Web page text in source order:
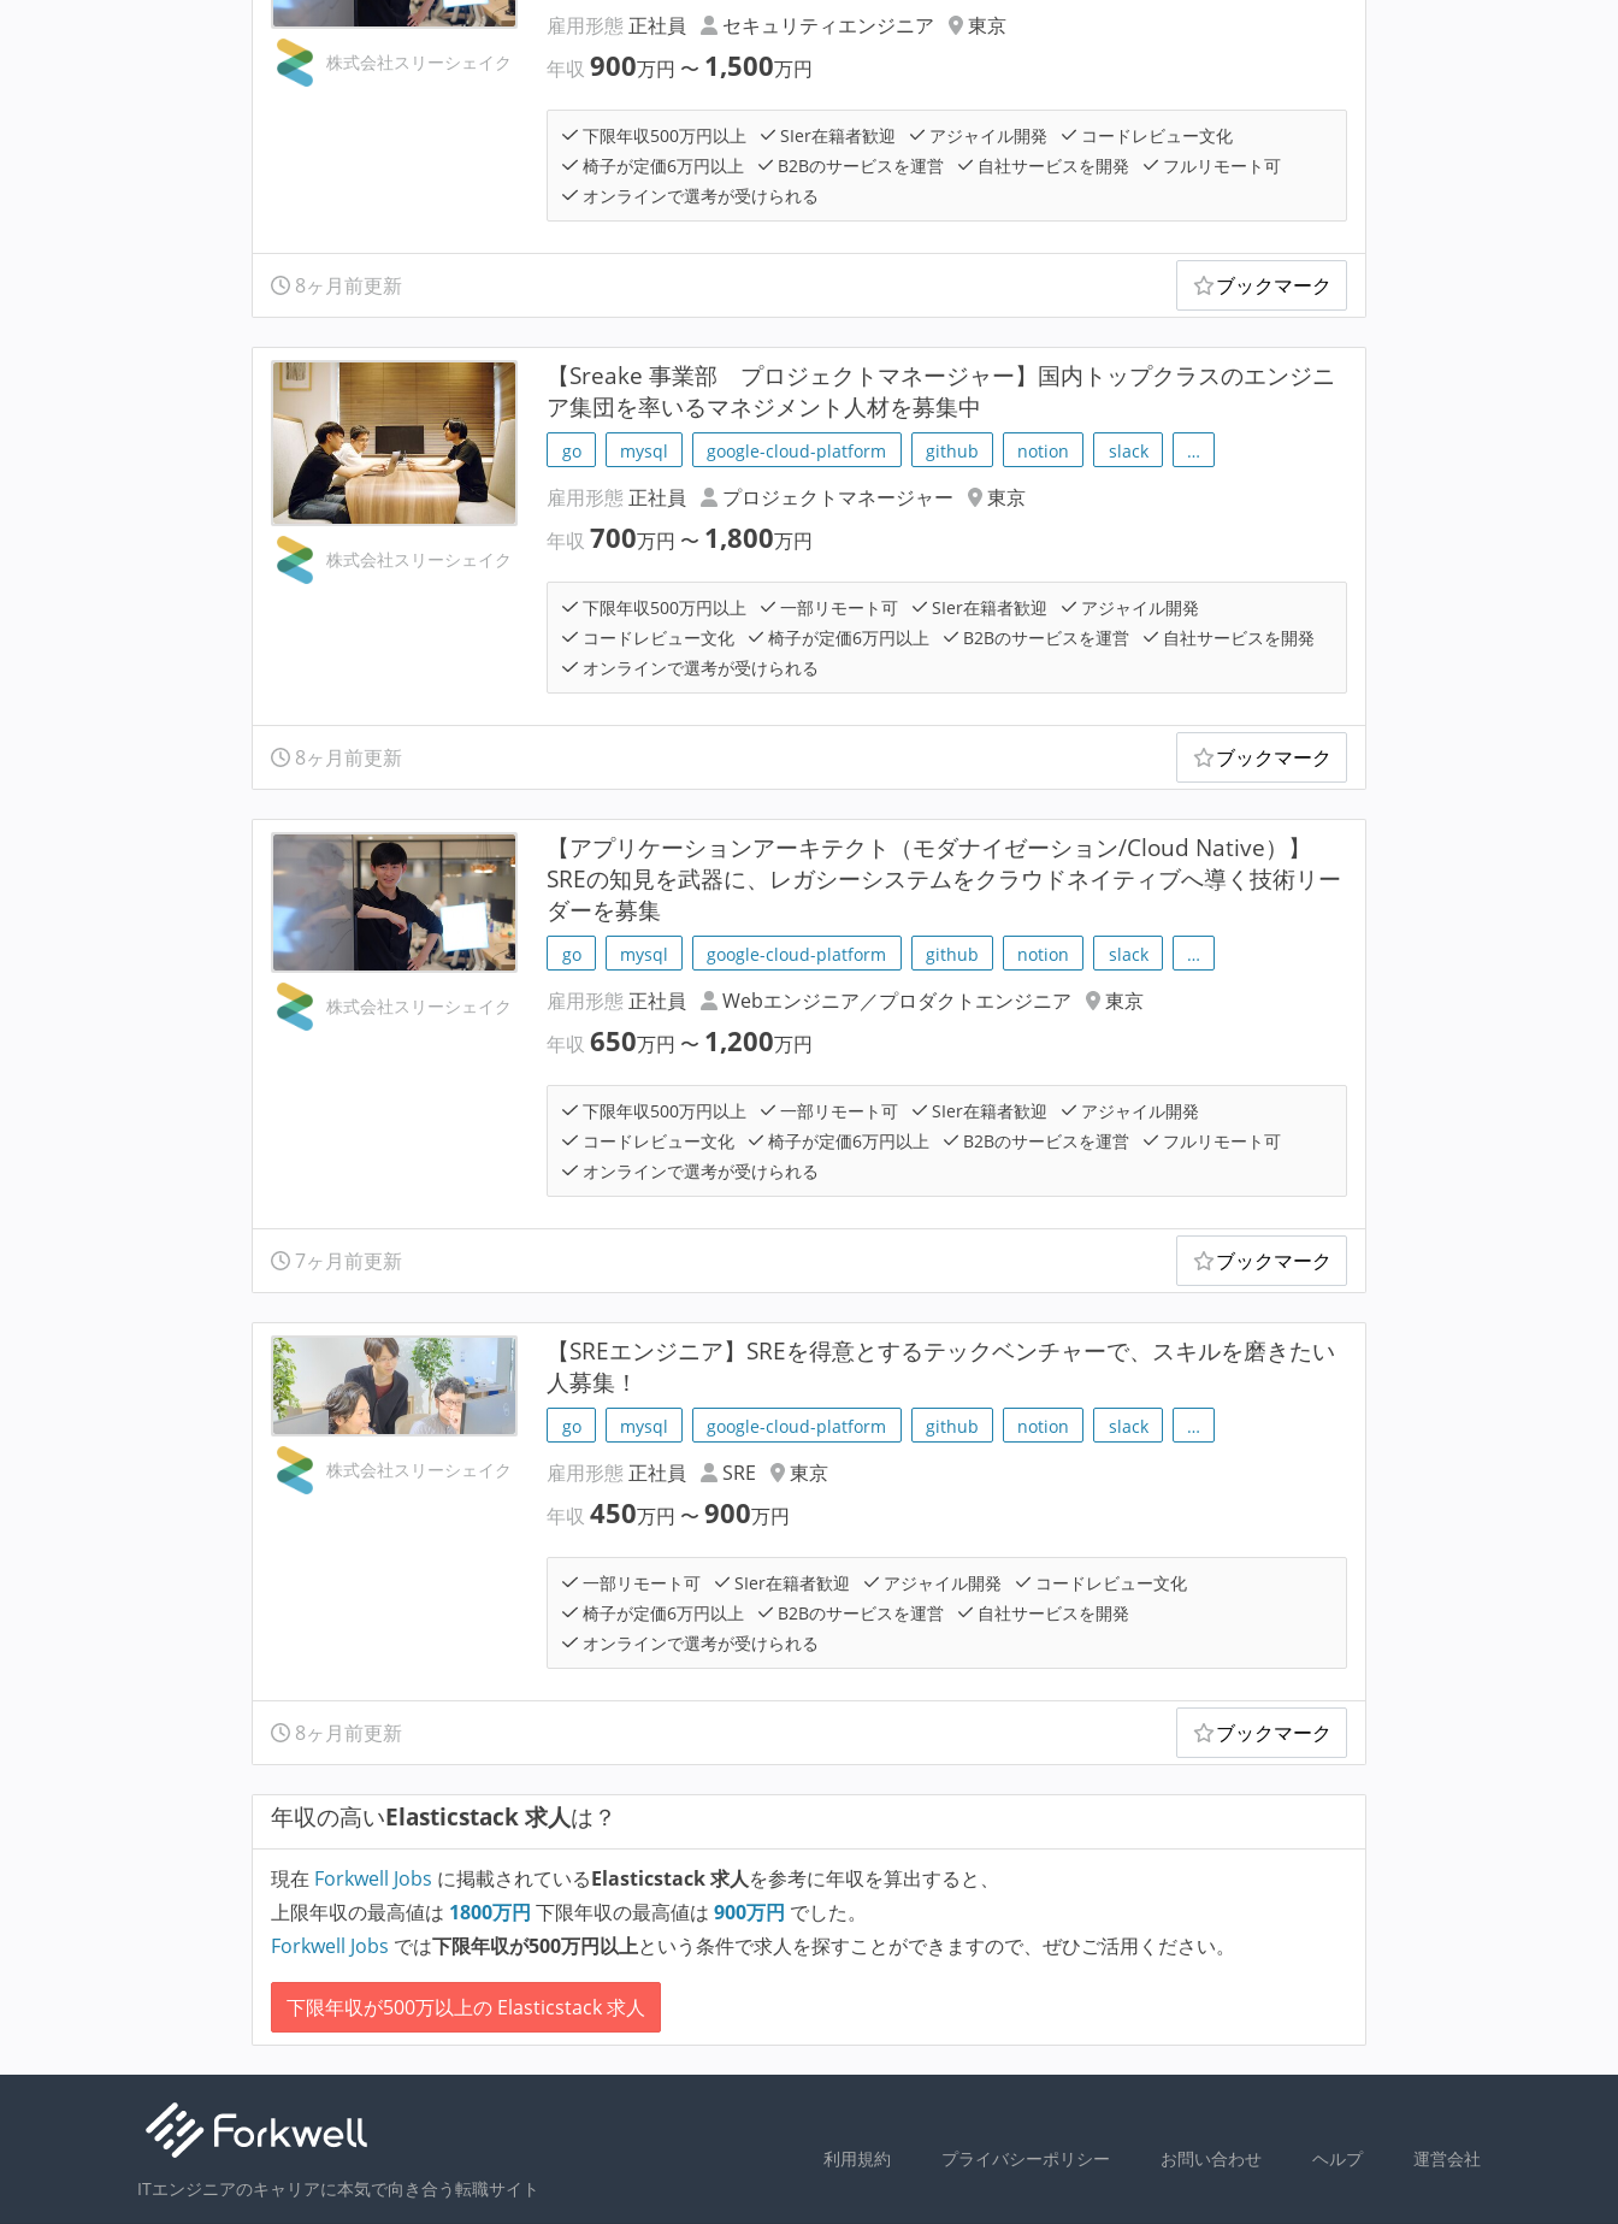
株式会社スリーシェイク
雇用形態 正社員 セキュリティエンジニア
東京
年収900万円 〜 1,500万円
下限年収500万円以上 SIer在籍者歓迎 アジャイル開発
コードレビュー文化
椅子が定価6万円以上
B2Bのサービスを運営 自社サービスを開発
フルリモート可
オンラインで選考が受けられる
8ヶ月前更新 ブックマーク
株式会社スリーシェイク
【Sreake 事業部 プロジェクトマネージャー】国内トップクラスのエンジニ
ア集団を率いるマネジメント人材を募集中
go mysql google-cloud-platform github notion slack …
雇用形態 正社員 プロジェクトマネージャー
東京
年収700万円 〜 1,800万円
下限年収500万円以上 一部リモート可 SIer在籍者歓迎
アジャイル開発
コードレビュー文化
椅子が定価6万円以上 B2Bのサービスを運営
自社サービスを開発
オンラインで選考が受けられる
8ヶ月前更新 ブックマーク
株式会社スリーシェイク
【アプリケーションアーキテクト（モダナイゼーション/Cloud Native）】
SREの知見を武器に、レガシーシステムをクラウドネイティブへ導く技術リー
ダーを募集
go mysql google-cloud-platform github notion slack …
雇用形態 正社員 Webエンジニア／プロダクトエンジニア
東京
年収650万円 〜 1,200万円
下限年収500万円以上 一部リモート可 SIer在籍者歓迎
アジャイル開発
コードレビュー文化
椅子が定価6万円以上 B2Bのサービスを運営
フルリモート可
オンラインで選考が受けられる
7ヶ月前更新 ブックマーク
株式会社スリーシェイク
【SREエンジニア】SREを得意とするテックベンチャーで、スキルを磨きたい
人募集！
go mysql google-cloud-platform github notion slack …
雇用形態 正社員 SRE
東京
年収450万円 〜900万円
一部リモート可 SIer在籍者歓迎 アジャイル開発
コードレビュー文化
椅子が定価6万円以上
B2Bのサービスを運営
自社サービスを開発
オンラインで選考が受けられる
8ヶ月前更新 ブックマーク
年収の高いElasticstack 求人は？
現在 Forkwell Jobs に掲載されているElasticstack 求人を参考に年収を算出すると、
上限年収の最高値は 1800万円 下限年収の最高値は 900万円 でした。
Forkwell Jobs では下限年収が500万円以上という条件で求人を探すことができますので、ぜひご活用ください。
下限年収が500万以上の Elasticstack 求人
ITエンジニアのキャリアに本気で向き合う転職サイト
利用規約 プライバシーポリシー お問い合わせ ヘルプ 運営会社